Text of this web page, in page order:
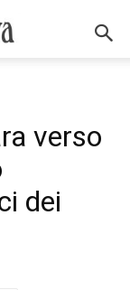
verso
dei